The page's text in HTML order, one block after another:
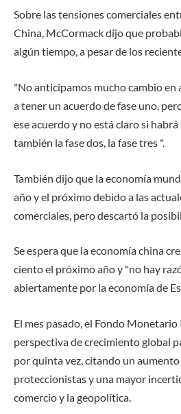
Sobre las tensiones comerciales
China, McCormack dijo que
algún tiempo, a pesar de los
"No anticipamos mucho cambio en
a tener un acuerdo de fase uno,
ese acuerdo y no está claro si
también la fase dos, la fase tres ".
También dijo que la economía
año y el próximo debido a las
comerciales, pero descartó la
Se espera que la economía china
ciento el próximo año y "no hay
abiertamente por la economía de
El mes pasado, el Fondo
perspectiva de crecimiento global
por quinta vez, citando un
proteccionistas y una mayor
comercio y la geopolítica.